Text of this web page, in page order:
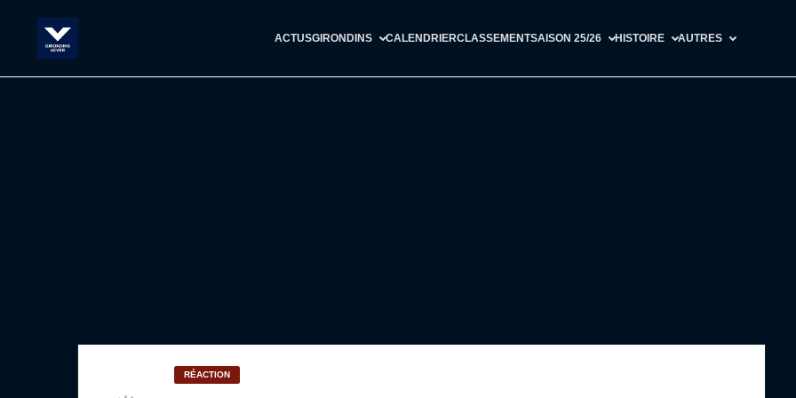
ACTUSGIRONDINS CALENDRIERCLASSEMENTSAISON 25/26 HISTOIRE AUTRES
RÉACTION